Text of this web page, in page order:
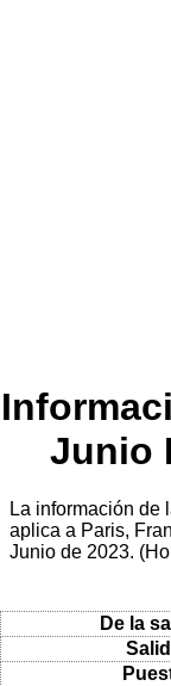
Junio
La información de
aplica a Paris,
Junio de 2023.
De la